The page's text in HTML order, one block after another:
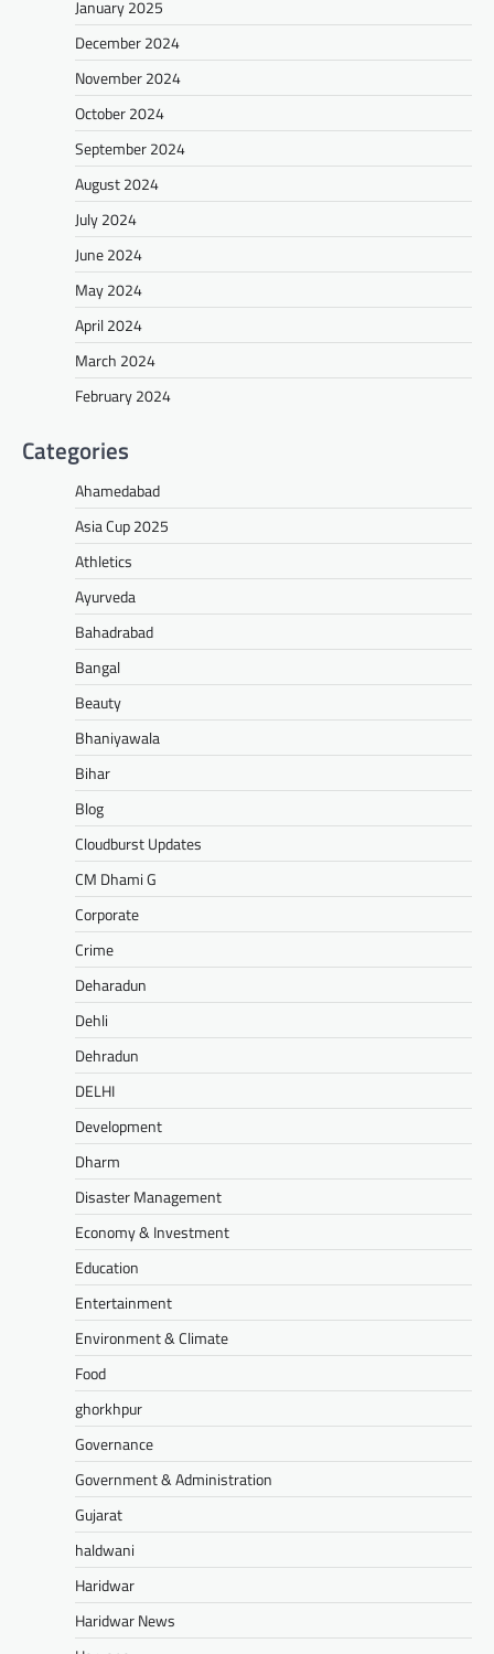
January 2025
December 2024
November 2024
October 2024
September 2024
August 2024
July 2024
June 2024
May 2024
April 2024
March 2024
February 2024
Categories
Ahamedabad
Asia Cup 2025
Athletics
Ayurveda
Bahadrabad
Bangal
Beauty
Bhaniyawala
Bihar
Blog
Cloudburst Updates
CM Dhami G
Corporate
Crime
Deharadun
Dehli
Dehradun
DELHI
Development
Dharm
Disaster Management
Economy & Investment
Education
Entertainment
Environment & Climate
Food
ghorkhpur
Governance
Government & Administration
Gujarat
haldwani
Haridwar
Haridwar News